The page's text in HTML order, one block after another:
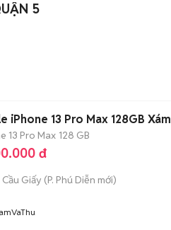
5
iPhone 13 Pro Max 128GB Xám
13 Pro Max 128 GB
đ
Cầu Giấy (P. Phú Diễn mới)